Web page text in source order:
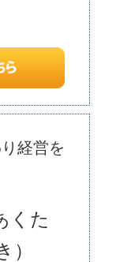
経営を
くた
）